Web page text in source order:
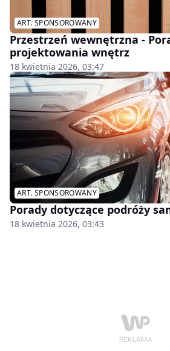
ART. SPONSOROWANY
Przestrzeń wewnętrzna -
projektowania wnętrz
18 kwietnia 2026, 03:47
ART. SPONSOROWANY
Porady dotyczące podróży
18 kwietnia 2026, 03:43